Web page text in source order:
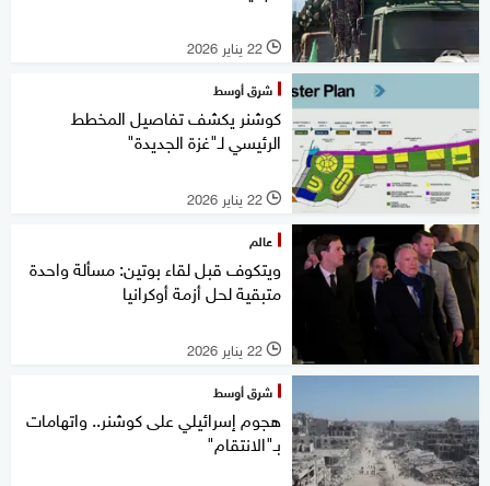
l 22 يناير 2026
شرق أوسط
كوشنر يكشف تفاصيل المخطط
الرئيسي لـ"غزة الجديدة"
l 22 يناير 2026
عالم
ويتكوف قبل لقاء بوتين: مسألة واحدة
متبقية لحل أزمة أوكرانيا
l 22 يناير 2026
شرق أوسط
هجوم إسرائيلي على كوشنر.. واتهامات
بـ"الانتقام"